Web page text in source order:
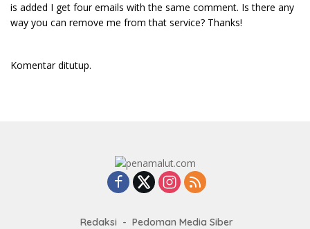
is added I get four emails with the same comment. Is there any
way you can remove me from that service? Thanks!
Komentar ditutup.
Redaksi Pedoman Media Siber